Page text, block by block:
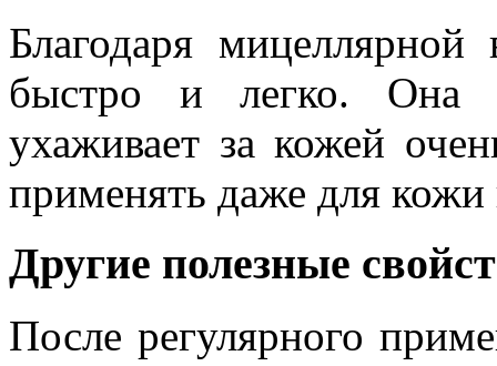
Благодаря
быстро и легко. Она
ухаживает за кожей
применять даже для кожи
Другие полезные
После регулярного